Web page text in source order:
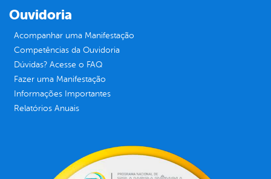
Ouvidoria
Acompanhar uma Manifestação
Competências da Ouvidoria
Dúvidas? Acesse o FAQ
Fazer uma Manifestação
Informações Importantes
Relatórios Anuais